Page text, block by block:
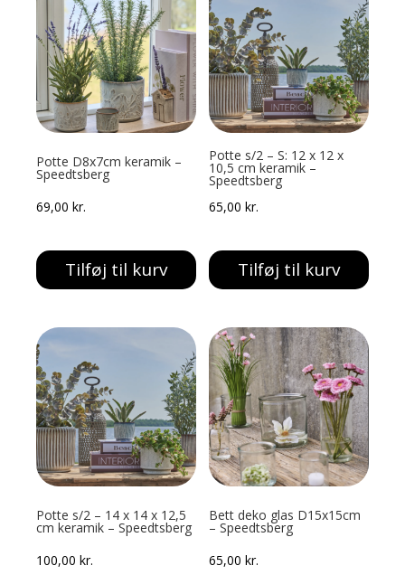
Potte D8x7cm keramik –
Speedtsberg
69,00kr.
Tilføj til kurv
Potte s/2 – S: 12 x 12 x
10,5 cm keramik –
Speedtsberg
65,00kr.
Tilføj til kurv
Potte s/2 – 14 x 14 x 12,5
cm keramik – Speedtsberg
100,00kr.
Bett deko glas D15x15cm
– Speedtsberg
65,00kr.